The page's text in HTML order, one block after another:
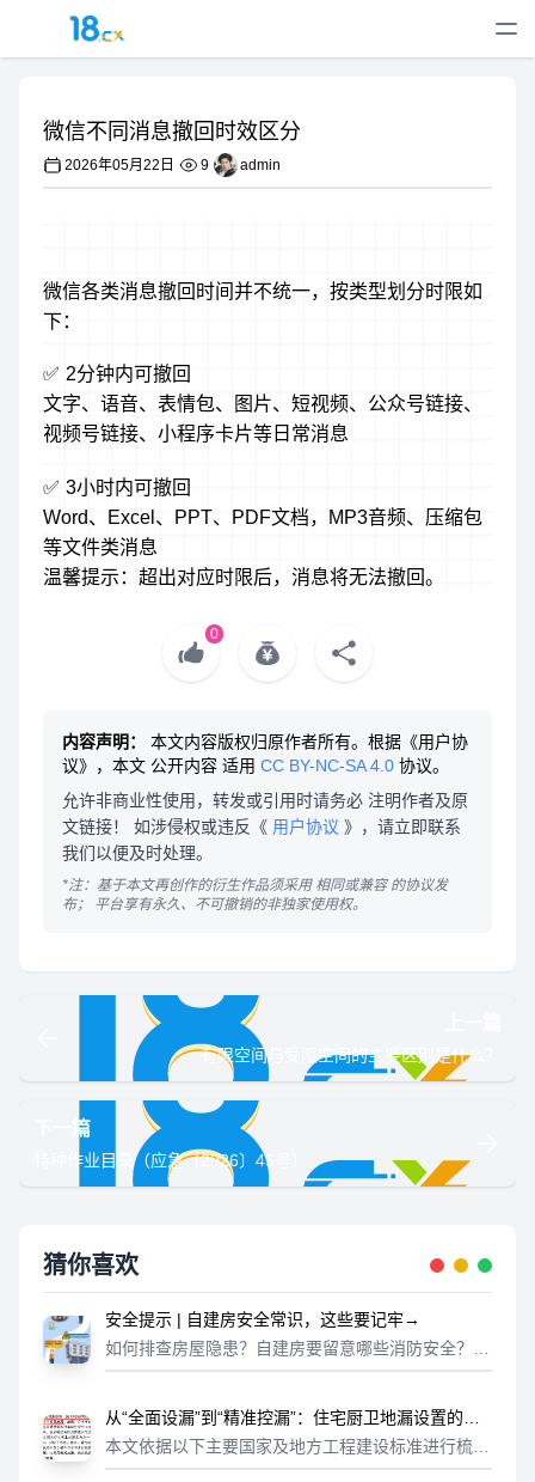
微信不同消息撤回时效区分
2026年05月22日 9 admin
微信各类消息撤回时间并不统一，按类型划分时限如
下：
✅ 2分钟内可撤回
文字、语音、表情包、图片、短视频、公众号链接、
视频号链接、小程序卡片等日常消息
✅ 3小时内可撤回
Word、Excel、PPT、PDF文档，MP3音频、压缩包
等文件类消息
温馨提示：超出对应时限后，消息将无法撤回。
0
内容声明：
本文内容版权归原作者所有。根据《用户协
议》，本文 公开内容 适用 CC BY-NC-SA 4.0 协议。
允许非商业性使用，转发或引用时请务必 注明作者及原
文链接！ 如涉侵权或违反《 用户协议 》，请立即联系
我们以便及时处理。
*注：基于本文再创作的衍生作品须采用 相同或兼容的协议发
布； 平台享有永久、不可撤销的非独家使用权。
有限空间与受限空间的主要区别是什么？
下一篇
特种作业目录（应急〔2026〕45号）
猜你喜欢
安全提示 | 自建房安全常识，这些要记牢→
如何排查房屋隐患？自建房要留意哪些消防安全？以
下房屋知识，一起学习
从“全面设漏”到“精准控漏”：住宅厨卫地漏设置的规
范演进与技术逻辑
本文依据以下主要国家及地方工程建设标准进行梳理
与解读：《住宅建筑规范》GB 50368-2005《住宅